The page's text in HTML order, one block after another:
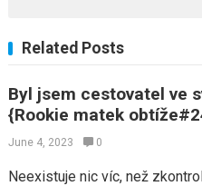
Related Posts
Byl jsem cestovatel ve
{Rookie matek
June 4, 2023 0
Neexistuje nic víc, než